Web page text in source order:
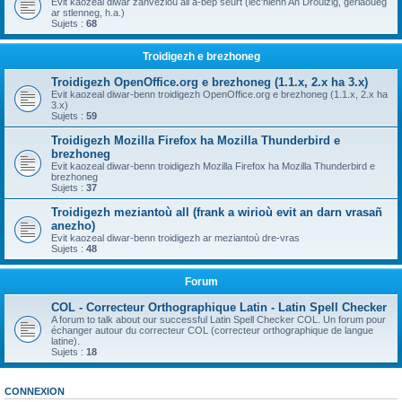
ar stlenneg, h.a.)
Sujets : 68
Troidigezh e brezhoneg
Troidigezh OpenOffice.org e brezhoneg (1.1.x, 2.x ha 3.x)
Evit kaozeal diwar-benn troidigezh OpenOffice.org e brezhoneg (1.1.x, 2.x ha
3.x)
Sujets : 59
Troidigezh Mozilla Firefox ha Mozilla Thunderbird e
brezhoneg
Evit kaozeal diwar-benn troidigezh Mozilla Firefox ha Mozilla Thunderbird e
brezhoneg
Sujets : 37
Troidigezh meziantoù all (frank a wirioù evit an darn vrasañ
anezho)
Evit kaozeal diwar-benn troidigezh ar meziantoù dre-vras
Sujets : 48
Forum
COL - Correcteur Orthographique Latin - Latin Spell Checker
A forum to talk about our successful Latin Spell Checker COL. Un forum pour
échanger autour du correcteur COL (correcteur orthographique de langue
latine).
Sujets : 18
CONNEXION